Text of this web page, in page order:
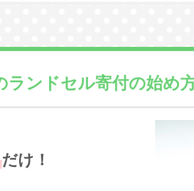
ランドセル寄付の始め
だけ！